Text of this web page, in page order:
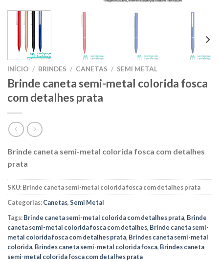
INÍCIO / BRINDES / CANETAS / SEMI METAL
Brinde caneta semi-metal colorida fosca
com detalhes prata
Brinde caneta semi-metal colorida fosca com detalhes
prata
SKU:Brinde caneta semi-metal colorida fosca com detalhes prata
Categorias:Canetas,Semi Metal
Tags:Brinde caneta semi-metal colorida com detalhes prata, Brinde
caneta semi-metal colorida fosca com detalhes, Brinde caneta semi-
metal colorida fosca com detalhes prata, Brindes caneta semi-metal
colorida, Brindes caneta semi-metal colorida fosca, Brindes caneta
semi-metal colorida fosca com detalhes prata